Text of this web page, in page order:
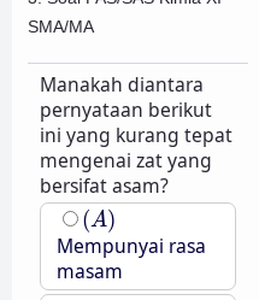
SMA/MA
Manakah diantara
pernyataan berikut
ini yang kurang tepat
mengenai zat yang
bersifat asam?
(A)
(A)
Mempunyai rasa
masam